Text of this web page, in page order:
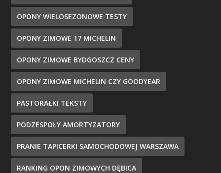
OPONY WIELOSEZONOWE TESTY
OPONY ZIMOWE 17 MICHELIN
OPONY ZIMOWE BYDGOSZCZ CENY
OPONY ZIMOWE MICHELIN CZY GOODYEAR
PASTORAŁKI TEKSTY
PODZESPOŁY AMORTYZATORY
PRANIE TAPICERKI SAMOCHODOWEJ WARSZAWA
RANKING OPON ZIMOWYCH DĘBICA